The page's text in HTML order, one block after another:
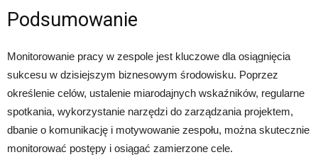
Podsumowanie
Monitorowanie pracy w zespole jest kluczowe dla osiągnięcia
sukcesu w dzisiejszym biznesowym środowisku. Poprzez
określenie celów, ustalenie miarodajnych wskaźników, regularne
spotkania, wykorzystanie narzędzi do zarządzania projektem,
dbanie o komunikację i motywowanie zespołu, można skutecznie
monitorować postępy i osiągać zamierzone cele.